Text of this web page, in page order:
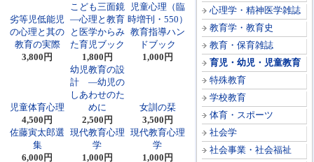
心理学・精神医学雑誌
教育学・教育史
教育・保育雑誌
育児・幼児・児童教育
特殊教育
学校教育
体育・スポーツ
社会学
社会事業・社会福祉
劣等児低能児
の心理と其の
教育の実際
3,800円
こども三面鏡
―心理と教育
と医学からみ
た育児ブック
1,800円
児童心理（臨
時増刊・550）
教育指導ハン
ドブック
1,000円
児童体育心理
4,500円
幼児教育の設
計 ―幼児の
しあわせのた
めに
2,500円
女訓の栞
3,500円
佐藤寅太郎選
集
6,000円
現代教育心理
学
1,000円
現代教育心理
学
1,000円